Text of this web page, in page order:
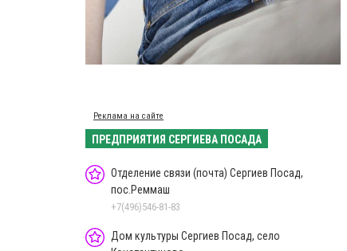
Реклама на сайте
ПРЕДПРИЯТИЯ СЕРГИЕВА ПОСАДА
Отделение связи (почта) Сергиев Посад,
пос.Реммаш
+7(496)546-81-83
Дом культуры Сергиев Посад, село